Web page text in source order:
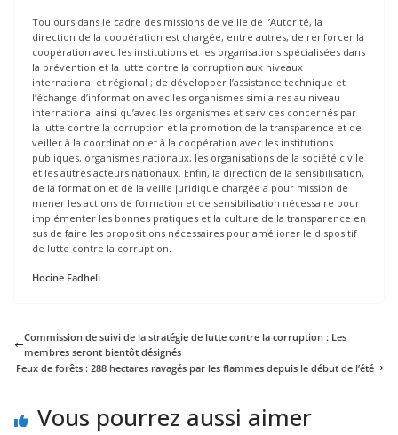
Toujours dans le cadre des missions de veille de l’Autorité, la
direction de la coopération est chargée, entre autres, de renforcer la
coopération avec les institutions et les organisations spécialisées dans
la prévention et la lutte contre la corruption aux niveaux
international et régional ; de développer l’assistance technique et
l’échange d’information avec les organismes similaires au niveau
international ainsi qu’avec les organismes et services concernés par
la lutte contre la corruption et la promotion de la transparence et de
veiller à la coordination et à la coopération avec les institutions
publiques, organismes nationaux, les organisations de la société civile
et les autres acteurs nationaux. Enfin, la direction de la sensibilisation,
de la formation et de la veille juridique chargée a pour mission de
mener les actions de formation et de sensibilisation nécessaire pour
implémenter les bonnes pratiques et la culture de la transparence en
sus de faire les propositions nécessaires pour améliorer le dispositif
de lutte contre la corruption.
Hocine Fadheli
Commission de suivi de la stratégie de lutte contre la corruption : Les
membres seront bientôt désignés
Feux de forêts : 288 hectares ravagés par les flammes depuis le début de l’été
Vous pourrez aussi aimer